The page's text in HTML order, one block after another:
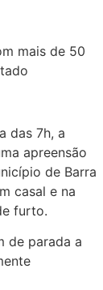
das 7h, a
apreensão
de Barra
casal e na
furto.
de parada a